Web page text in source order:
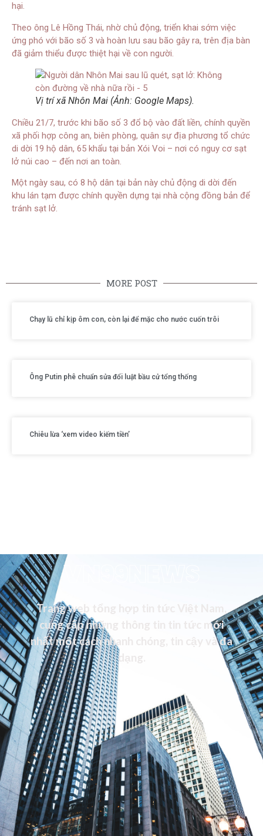
hại.
Theo ông Lê Hồng Thái, nhờ chủ động, triển khai sớm việc
ứng phó với bão số 3 và hoàn lưu sau bão gây ra, trên địa bàn
đã giảm thiểu được thiệt hại về con người.
Vị trí xã Nhôn Mai (Ảnh: Google Maps).
Chiều 21/7, trước khi bão số 3 đổ bộ vào đất liền, chính quyền
xã phối hợp công an, biên phòng, quân sự địa phương tổ chức
di dời 19 hộ dân, 65 khẩu tại bản Xói Voi – nơi có nguy cơ sạt
lở núi cao – đến nơi an toàn.
Một ngày sau, có 8 hộ dân tại bản này chủ động di dời đến
khu lán tạm được chính quyền dựng tại nhà cộng đồng bản để
tránh sạt lở.
MORE POST
Chạy lũ chỉ kịp ôm con, còn lại để mặc cho nước cuốn trôi
Ông Putin phê chuẩn sửa đổi luật bầu cử tổng thống
Chiêu lừa ‘xem video kiếm tiền’
VN99NEWS
Trang web tổng hợp tin tức Việt Nam,
cung cấp những thông tin tin tức mới
nhất một cách nhanh chóng, tin cậy và đa
dạng.